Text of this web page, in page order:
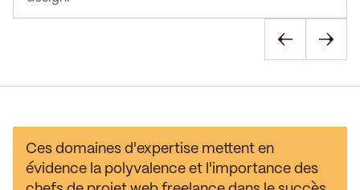
Ces domaines d'expertise mettent en
évidence la polyvalence et l'importance des